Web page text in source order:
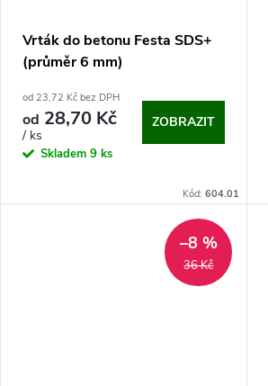
Vrták do betonu Festa SDS+
(průměr 6 mm)
od 23,72 Kč bez DPH
od 28,70 Kč
/ ks
Skladem 9 ks
ZOBRAZIT
Kód:604.01
36 Kč
–8 %